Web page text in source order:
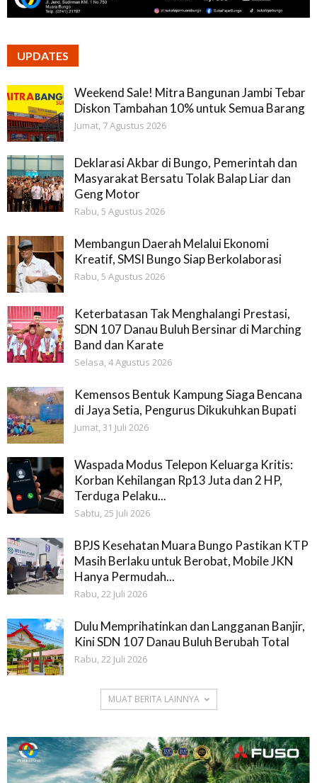
UPDATES
Weekend Sale! Mitra Bangunan Jambi Tebar
Diskon Tambahan 10% untuk Semua Barang
Jumat, 7 Agustus 2026
Deklarasi Akbar di Bungo, Pemerintah dan
Masyarakat Bersatu Tolak Balap Liar dan
Geng Motor
Rabu, 5 Agustus 2026
Membangun Daerah Melalui Ekonomi
Kreatif, SMSI Bungo Siap Berkolaborasi
Rabu, 5 Agustus 2026
Keterbatasan Tak Menghalangi Prestasi,
SDN 107 Danau Buluh Bersinar di Marching
Band dan Karate
Selasa, 4 Agustus 2026
Kemensos Bentuk Kampung Siaga Bencana
di Jaya Setia, Pengurus Dikukuhkan Bupati
Jumat, 31 Juli 2026
Waspada Modus Telepon Keluarga Kritis:
Korban Kehilangan Rp13 Juta dan 2 HP,
Terduga Pelaku...
Sabtu, 25 Juli 2026
BPJS Kesehatan Muara Bungo Pastikan KTP
Masih Berlaku untuk Berobat, Mobile JKN
Hanya Permudah...
Rabu, 22 Juli 2026
Dulu Memprihatinkan dan Langganan Banjir,
Kini SDN 107 Danau Buluh Berubah Total
Rabu, 22 Juli 2026
MUAT BERITA LAINNYA